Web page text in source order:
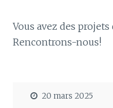
Vous avez des
Rencontrons-nous!
20 mars 2025